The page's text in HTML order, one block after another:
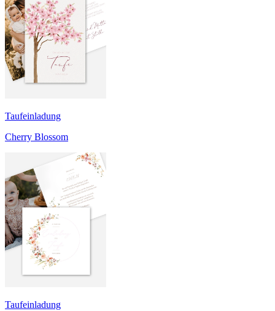
Taufeinladung
Cherry Blossom
Taufeinladung